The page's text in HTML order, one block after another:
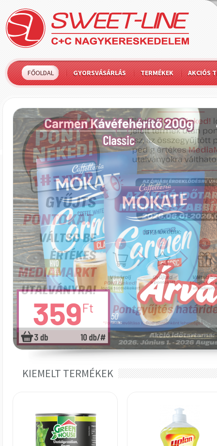
FŐOLDAL GYORSVÁSÁRLÁS TERMÉKEK AKCIÓS
KIEMELT TERMÉKEK